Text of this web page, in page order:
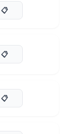
📋
📋
📋